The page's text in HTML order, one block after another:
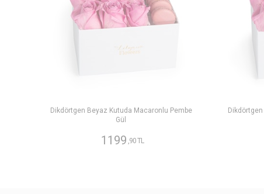
Dikdörtgen Beyaz Kutuda Macaronlu Pembe
Gül
1199 ,90 TL